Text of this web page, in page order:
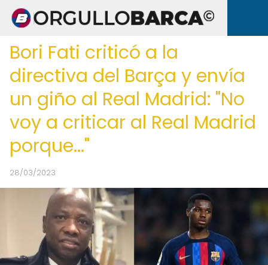
Bori Fati criticó a la
directiva del Barça y envía
un giño al Real Madrid: "No
voy a criticar al Real Madrid
porque..."
28/03/2023